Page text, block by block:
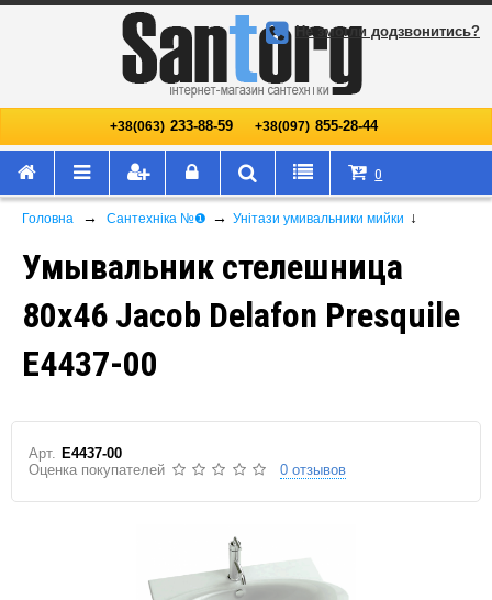
+38(063) 233-88-59 +38(097) 855-28-44
Не змогли додзвонитись?
0
Головна → Сантехніка №❶ → Унітази умивальники мийки ↓
Умывальник стелешница
80х46 Jacob Delafon Presquile
E4437-00
Арт. E4437-00
Оценка покупателей
0 отзывов